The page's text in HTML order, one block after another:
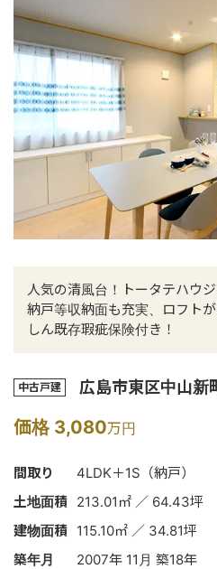
人気の清風台！トータテハウ
納戸等収納面も充実、ロフト
しん既存瑕疵保険付き！
中古戸建 広島市東区中山
価格 3,080万円
間取り
4LDK＋1S（納戸）
土地面積 213.01㎡ ／ 64.43坪
建物面積 115.10㎡ ／ 34.81坪
築年月
2007年 11月 築18年